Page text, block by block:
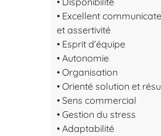
• Excellent
et assertivité
• Esprit d’équipe
• Autonomie
• Organisation
• Orienté solution et
• Sens commercial
• Gestion du stress
• Adaptabilité